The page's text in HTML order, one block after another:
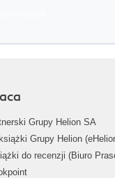
Grupy Helion SA
Grupy Helion
do recenzji (Biuro